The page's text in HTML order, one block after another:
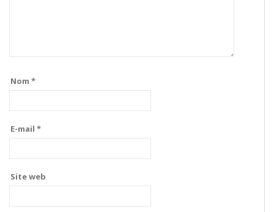
Nom *
E-mail *
Site web